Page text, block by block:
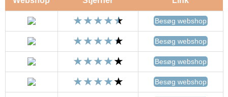
Besøg webshop
Besøg webshop
Besøg webshop
Besøg webshop